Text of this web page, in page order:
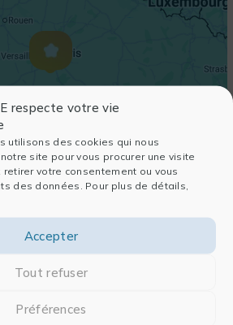
respecte votre vie
utilisons des cookies qui nous
site pour vous procurer une visite
votre consentement ou vous
des données. Pour plus de détails,
Accepter
Tout refuser
Préférences